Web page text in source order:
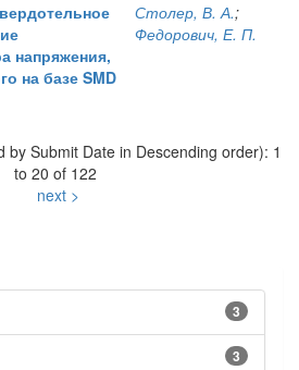
напряжения,
на базе SMD
Столер, В. А.;
Федорович, Е. П.
by Submit Date in Descending order): 1
to 20 of 122
next >
3
3